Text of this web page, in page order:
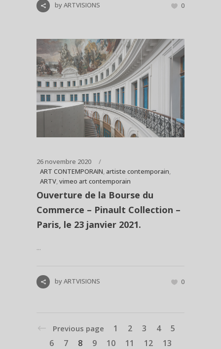
byARTVISIONS 0
26 novembre 2020
ART CONTEMPORAIN, artiste contemporain,
ARTV,vimeo art contemporain
Ouverture de la Bourse du
Commerce – Pinault Collection –
Paris, le 23 janvier 2021.
...
byARTVISIONS 0
Previous page 1 2 3 4
5
6
7 8 9 10 11 12 13